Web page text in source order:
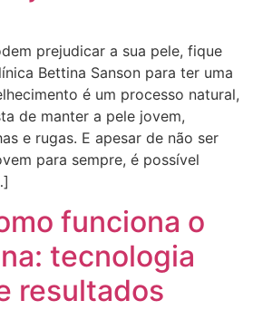
prejudicar a sua pele, fique
Bettina Sanson para ter uma
é um processo natural,
de manter a pele jovem,
e rugas. E apesar de não ser
para sempre, é possível
funciona o
tecnologia
resultados